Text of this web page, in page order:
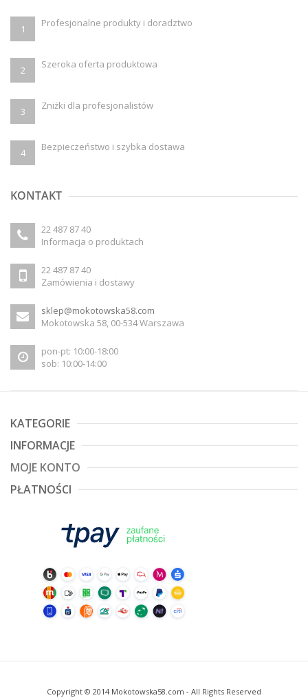
1 Profesjonalne produkty i doradztwo
2 Szeroka oferta produktowa
3 Zniżki dla profesjonalistów
4 Bezpieczeństwo i szybka dostawa
KONTAKT
22 487 87 40
Informacja o produktach
22 487 87 40
Zamówienia i dostawy
sklep@mokotowska58.com
Mokotowska 58, 00-534 Warszawa
pon-pt: 10:00-18:00
sob: 10:00-14:00
KATEGORIE
INFORMACJE
MOJE KONTO
PŁATNOŚCI
Copyright © 2014 Mokotowska58.com - All Rights Reserved